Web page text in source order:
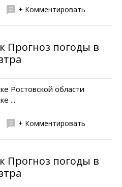
+ Комментировать
Прогноз погоды в
Ростовской области
...
+ Комментировать
Прогноз погоды в